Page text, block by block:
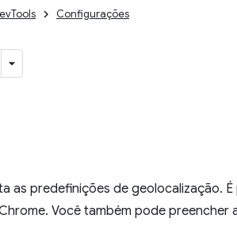
Configurações
as predefinições de geolocalização.
Você também pode preencher